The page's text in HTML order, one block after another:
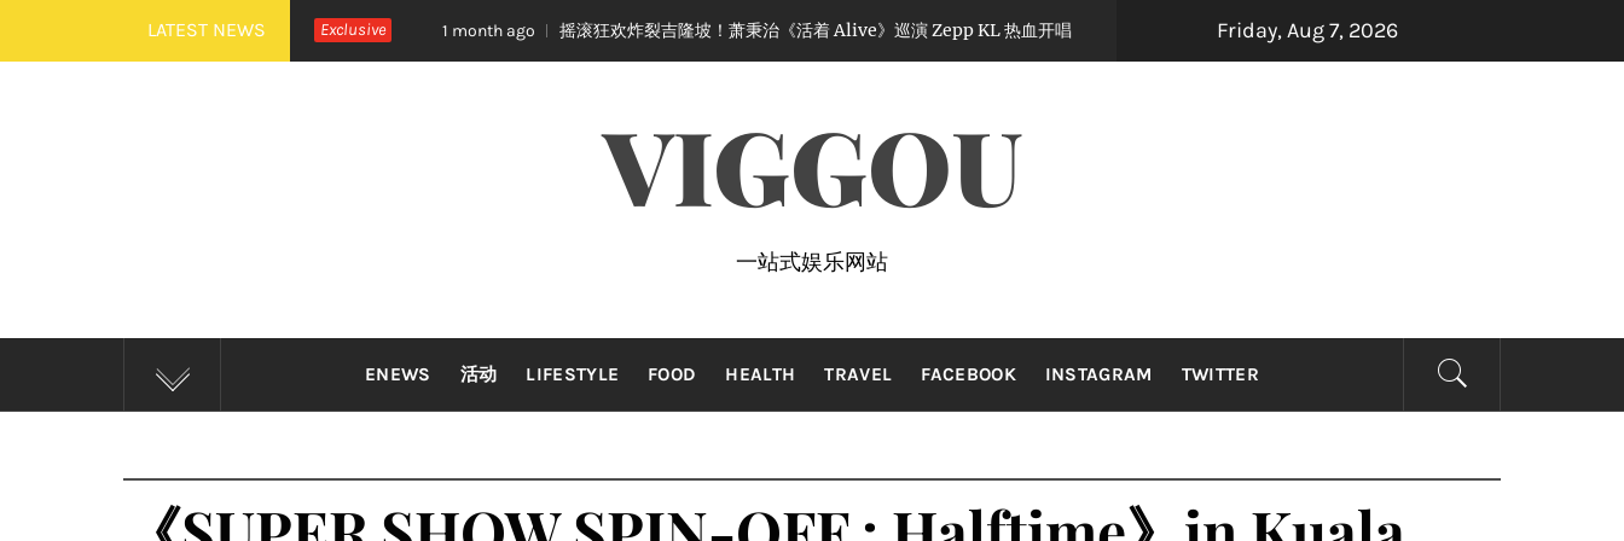
to
LATEST NEWS Exclusive
全新世界巡演大马站官宣！ 1 month ago 摇滚狂欢炸裂吉隆坡！萧秉治《活着 Alive》巡演 Zepp KL 热血开唱 1 month ago 四大印尼金曲制造机Dadali、Repvblik、Armada及Samsons联手打
Friday, Aug 7, 2026
VIGGOU
一站式娱乐网站
ENEWS 活动 LIFESTYLE FOOD HEALTH TRAVEL FACEBOOK INSTAGRAM TWITTER